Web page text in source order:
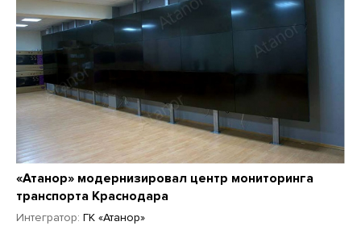
«Атанор» модернизировал центр мониторинга
транспорта Краснодара
Интегратор: ГК «Атанор»